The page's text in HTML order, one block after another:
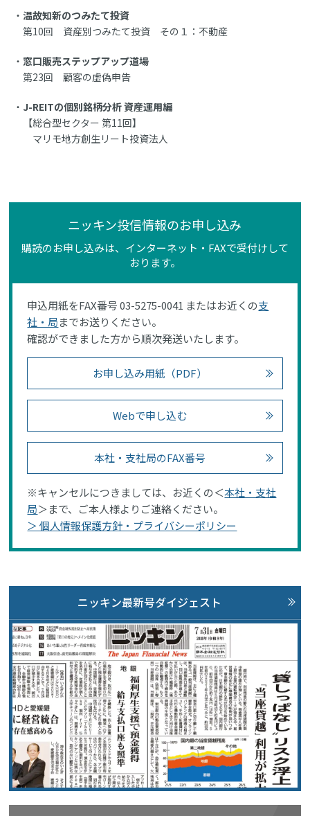
温故知新のつみたて投資
第10回 資産別つみたて投資 その１：不動産
窓口販売ステップアップ道場
第23回 顧客の虚偽申告
J-REITの個別銘柄分析 資産運用編
【総合型セクター 第11回】
マリモ地方創生リート投資法人
ニッキン投信情報のお申し込み
購読のお申し込みは、インターネット・FAXで受付けして
おります。
申込用紙をFAX番号 03-5275-0041 またはお近くの支
社・局までお送りください。
確認ができました方から順次発送いたします。
お申し込み用紙（PDF）
Webで申し込む
本社・支社局のFAX番号
※キャンセルにつきましては、お近くの＜本社・支社
局＞まで、ご本人様よりご連絡ください。
＞ 個人情報保護方針・プライバシーポリシー
ニッキン最新号ダイジェスト